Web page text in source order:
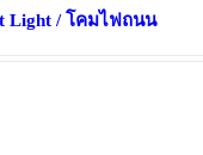
Light / โคมไฟถนน